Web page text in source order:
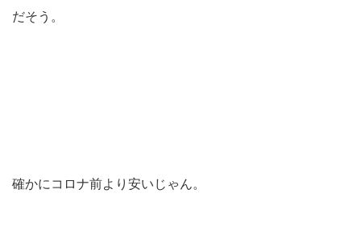
だそう。
確かにコロナ前より安いじゃん。